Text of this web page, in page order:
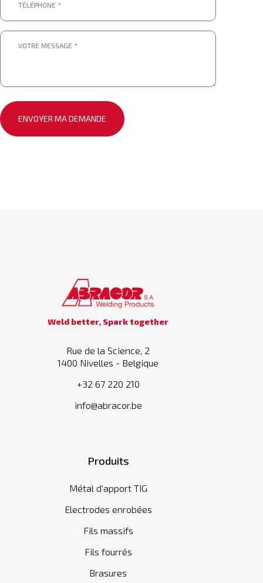
Message
Weld better, Spark together
Rue de la Science, 2
1400 Nivelles - Belgique
+32 67 220 210
info@abracor.be
Produits
Métal d'apport TIG
Electrodes enrobées
Fils massifs
Fils fourrés
Brasures